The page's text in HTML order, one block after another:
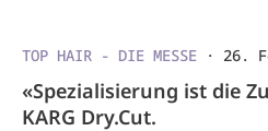
TOP HAIR - DIE MESSE · 26.
«Spezialisierung ist die
KARG Dry.Cut.